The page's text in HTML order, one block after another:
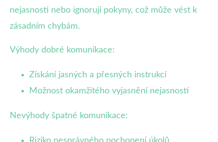
nejasnosti nebo ignorují pokyny, což může vést k
zásadním chybám.
Výhody dobré komunikace:
Získání jasných a přesných instrukcí
Možnost okamžitého vyjasnění nejasností
Nevýhody špatné komunikace: